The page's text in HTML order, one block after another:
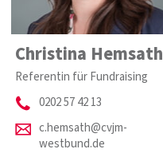
Christina Hemsath
Referentin für Fundraising
0202 57 42 13
c.hemsath@cvjm-
westbund.de